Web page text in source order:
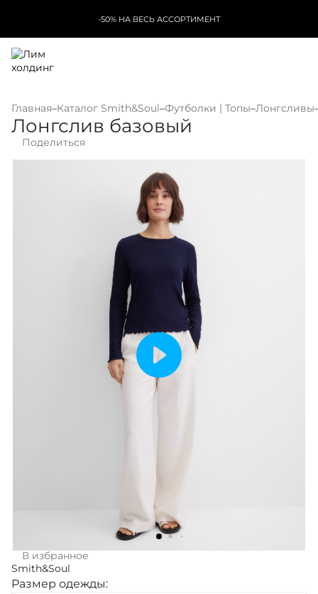
-50% НА ВЕСЬ АССОРТИМЕНТ
Главная–Каталог Smith&Soul–Футболки | Топы–Лонгсливы
Лонгслив базовый
Поделиться
В избранное
Smith&Soul
Размер одежды: